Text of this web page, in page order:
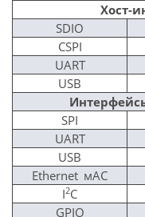
Хост-
SDIO
CSPI
UART
USB
SPI
UART
USB
Ethernet мAC
I2C
GPIO